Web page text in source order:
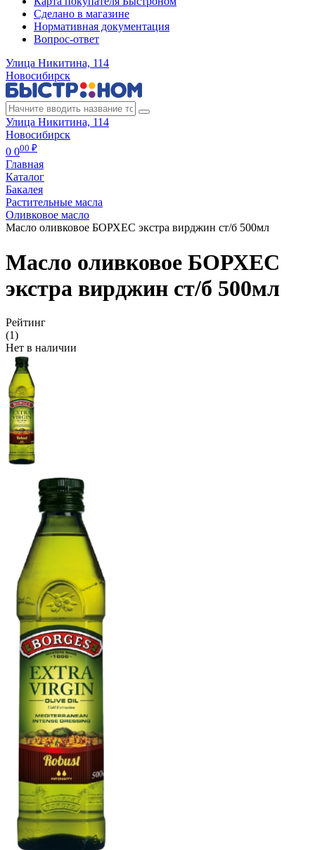
Сделано в магазине
Нормативная документация
Вопрос-ответ
Улица Никитина, 114
Новосибирск
Улица Никитина, 114
Новосибирск
0 000 ₽
Главная
Каталог
Бакалея
Растительные масла
Оливковое масло
Масло оливковое БОРХЕС экстра вирджин ст/б 500мл
Масло оливковое БОРХЕС
экстра вирджин ст/б 500мл
Рейтинг
(1)
Нет в наличии